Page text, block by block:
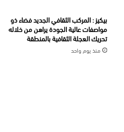
بيكيز : المركب الثقافي الجديد فضاء ذو
مواصفات عالية الجودة يراهن من خلاله
تحريك العجلة الثقافية بالمنطقة
منذ يوم واحد